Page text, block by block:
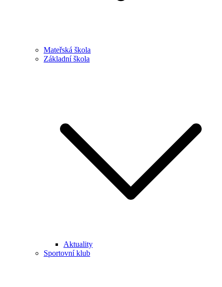
Mateřská škola
Základní škola
Aktuality
Sportovní klub